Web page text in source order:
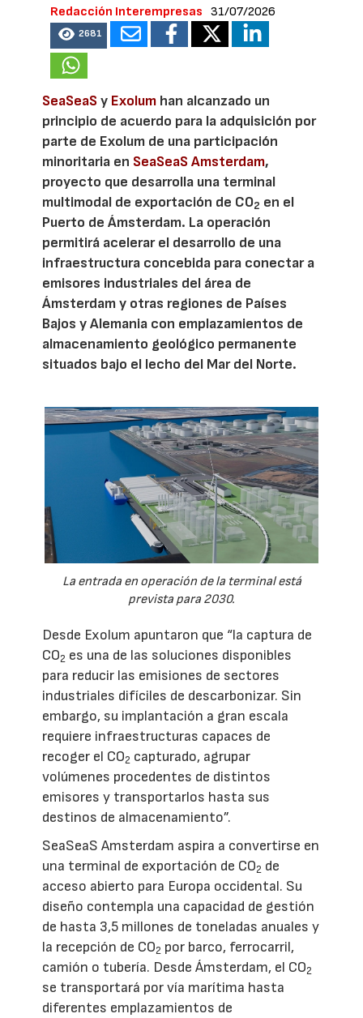
Redacción Interempresas 31/07/2026
2681
SeaSeaSy Exolum han alcanzado un
principio de acuerdo para la adquisición por
parte de Exolum de una participación
minoritaria en SeaSeaS Amsterdam,
proyecto que desarrolla una terminal
multimodal de exportación de CO2 en el
Puerto de Ámsterdam. La operación
permitirá acelerar el desarrollo de una
infraestructura concebida para conectar a
emisores industriales del área de
Ámsterdam y otras regiones de Países
Bajos y Alemania con emplazamientos de
almacenamiento geológico permanente
situados bajo el lecho del Mar del Norte.
La entrada en operación de la terminal está
prevista para 2030.
Desde Exolum apuntaron que “la captura de
CO2 es una de las soluciones disponibles
para reducir las emisiones de sectores
industriales difíciles de descarbonizar. Sin
embargo, su implantación a gran escala
requiere infraestructuras capaces de
recoger el CO2 capturado, agrupar
volúmenes procedentes de distintos
emisores y transportarlos hasta sus
destinos de almacenamiento”.
SeaSeaS Amsterdam aspira a convertirse en
una terminal de exportación de CO2 de
acceso abierto para Europa occidental. Su
diseño contempla una capacidad de gestión
de hasta 3,5 millones de toneladas anuales y
la recepción de CO2 por barco, ferrocarril,
camión o tubería. Desde Ámsterdam, el CO2
se transportará por vía marítima hasta
diferentes emplazamientos de